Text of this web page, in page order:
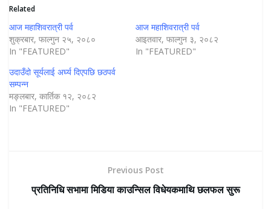
Related
आज महाशिवरात्री पर्व
शुक्रबार, फाल्गुन २५, २०८०
In "FEATURED"
आज महाशिवरात्री पर्व
आइतवार, फाल्गुन ३, २०८२
In "FEATURED"
उदाउँदो सूर्यलाई अर्घ्य दिएपछि छठपर्व
सम्पन्न
मङ्लबार, कार्तिक १२, २०८२
In "FEATURED"
Previous Post
प्रतिनिधि सभामा मिडिया काउन्सिल विधेयकमाथि छलफल सुरू